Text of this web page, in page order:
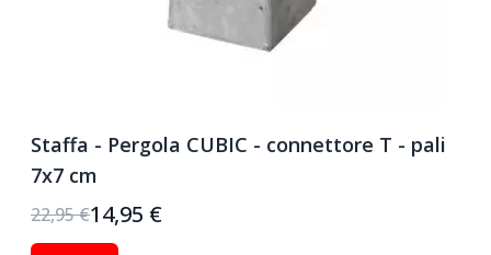
Staffa - Pergola CUBIC - connettore T - pali
7x7 cm
22,95 €14,95 €